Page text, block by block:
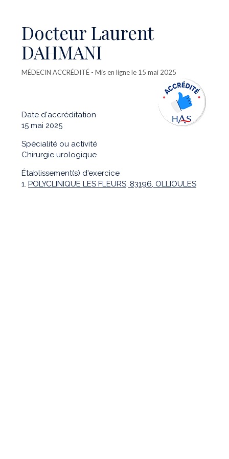
Docteur Laurent
DAHMANI
MÉDECIN ACCRÉDITÉ - Mis en ligne le 15 mai 2025
Date d'accréditation
15 mai 2025
Spécialité ou activité
Chirurgie urologique
Établissement(s) d'exercice
1. POLYCLINIQUE LES FLEURS, 83196, OLLIOULES